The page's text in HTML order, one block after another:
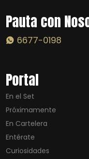
Pauta con
6677-0198
Portal
En el Set
Próximamente
En Cartelera
Entérate
Curiosidades